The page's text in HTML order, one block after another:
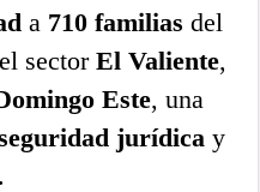
a 710 familias del
sectorEl Valiente,
Este, una
jurídica y
.